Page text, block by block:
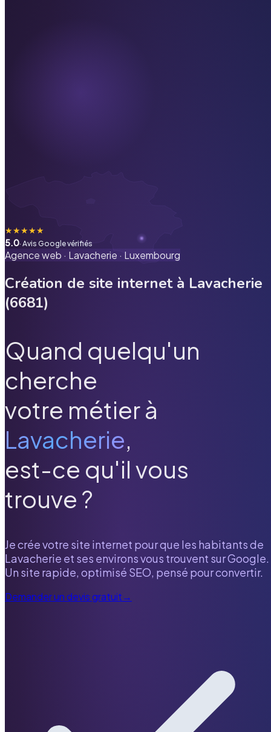
★★★★★
5.0· Avis Google vérifiés
Agence web · Lavacherie · Luxembourg
Création de site internet à Lavacherie
(6681)
Quand quelqu'un
cherche
votre métier à
Lavacherie,
est-ce qu'il vous
trouve ?
Je crée votre site internet pour que les habitants de
Lavacherie et ses environs vous trouvent sur Google.
Un site rapide, optimisé SEO, pensé pour convertir.
Demander un devis gratuit→